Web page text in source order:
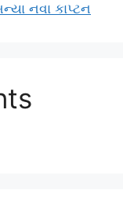
નવા કાપ્ટન